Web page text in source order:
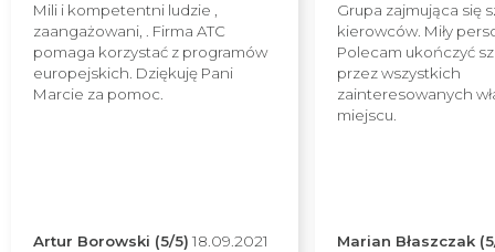
Mili i kompetentni ludzie ,
zaangażowani, . Firma ATC
pomaga korzystać z programów
europejskich. Dziękuję Pani
Marcie za pomoc.
Artur Borowski (5/5) 18.09.2021
Grupa zajmująca się
kierowców. Miły
Polecam ukończyć
przez wszystkich
zainteresowanych
miejscu.
Marian Błaszczak